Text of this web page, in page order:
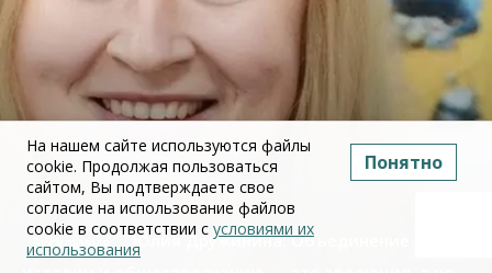
Юлия Дружинина: Объединение ЕГЭ по
На нашем сайте используются файлы
cookie. Продолжая пользоваться
сайтом, Вы подтверждаете свое
согласие на использование файлов
cookie в соответствии с условиями их
использования
Понятно